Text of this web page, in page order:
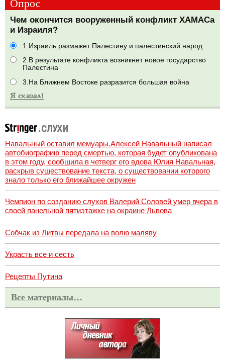
Чем окончится вооруженный конфликт ХАМАСа
и Израиля?
1.Израиль размажет Палестину и палестинский народ
2.В результате конфликта возникнет новое государство
Палестина
3.На Ближнем Востоке разразится большая война
Навальный оставил мемуары.Алексей Навальный написал
автобиографию перед смертью, которая будет опубликована
в этом году, сообщила в четверг его вдова Юлия Навальная,
раскрыв существование текста, о существовании которого
знало только его ближайшее окружен
Чемпион по созданию слухов Валерий Соловей умер вчера в
своей панельной пятиэтажке на окраине Львова
Собчак из Литвы передала на волю маляву
Украсть все и сесть
Рецепты Путина
Все материалы…